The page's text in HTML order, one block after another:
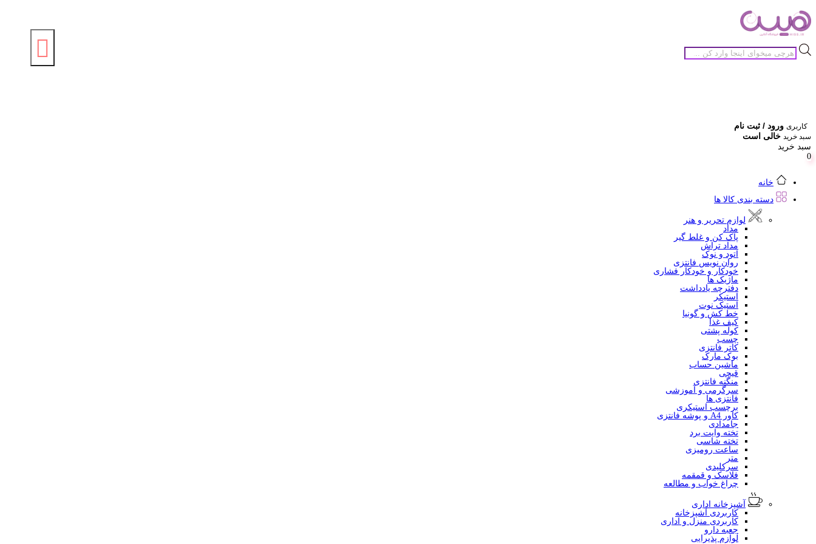
جستجوی
محصولات
کاربری ورود / ثبت نام
سبد خرید خالی است
سبد خرید
0
خانه
دسته بندی کالا ها
لوازم تحریر و هنر
مداد
پاک کن و غلط گیر
مداد تراش
اتود و نوک
روان نویس فانتزی
خودکار و خودکار فشاری
ماژیک ها
دفترچه یادداشت
استیکر
استیک نوت
خط کش و گونیا
کیف غذا
کوله پشتی
چسب
کاتر فانتزی
بوک مارک
ماشین حساب
قیچی
منگنه فانتزی
سرگرمی و آموزشی
فانتزی ها
برچسب استیکری
کاور A4 و پوشه فانتزی
جامدادی
تخته وایت برد
تخته شاسی
ساعت رومیزی
متر
سرکلیدی
فلاسک و قمقمه
چراغ خواب و مطالعه
آشپزخانه اداری
کاربردی آشپزخانه
کاربردی منزل و اداری
جعبه دارو
لوازم پذیرایی